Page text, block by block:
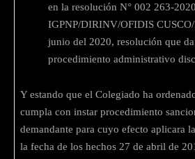
en la resolución N° 002 263-
IGPNP/DIRINV/OFIDIS
junio del 2020, resolución que
procedimiento administrativo
Y estando que el Colegiado ha
cumpla con instar procedimiento
demandante para cuyo efecto aplicara
la fecha de los hechos 27 de abril de